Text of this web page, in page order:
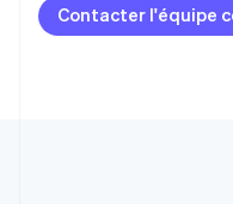
Contacter l'équipe
Allemagne